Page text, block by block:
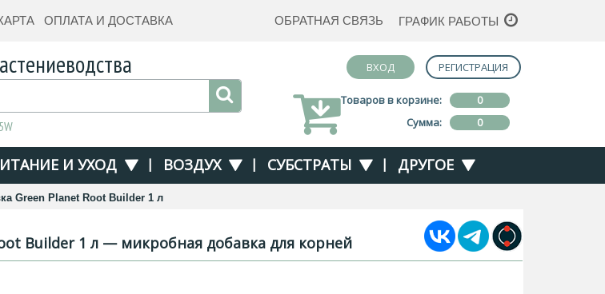
ОПЛАТА И ДОСТАВКА ОБРАТНАЯ СВЯЗЬ ГРАФИК РАБОТЫ
ВХОД РЕГИСТРАЦИЯ
Товаров в корзине:
0
Сумма:
0
И УХОД | ВОЗДУХ | СУБСТРАТЫ | ДРУГОЕ
Green Planet Root Builder 1 л
Builder 1 л — микробная добавка для корней